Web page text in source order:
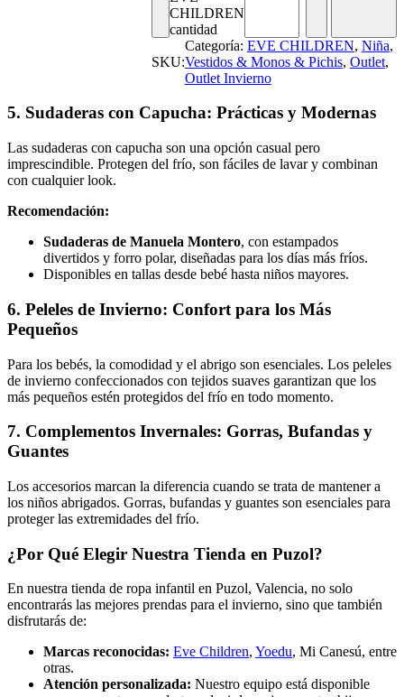
CHILDREN
cantidad
SKU:
Categoría: EVE CHILDREN, Niña,
Vestidos & Monos & Pichis, Outlet,
Outlet Invierno
5. Sudaderas con Capucha: Prácticas y Modernas
Las sudaderas con capucha son una opción casual pero
imprescindible. Protegen del frío, son fáciles de lavar y combinan
con cualquier look.
Recomendación:
Sudaderas de Manuela Montero, con estampados
divertidos y forro polar, diseñadas para los días más fríos.
Disponibles en tallas desde bebé hasta niños mayores.
6. Peleles de Invierno: Confort para los Más
Pequeños
Para los bebés, la comodidad y el abrigo son esenciales. Los peleles
de invierno confeccionados con tejidos suaves garantizan que los
más pequeños estén protegidos del frío en todo momento.
7. Complementos Invernales: Gorras, Bufandas y
Guantes
Los accesorios marcan la diferencia cuando se trata de mantener a
los niños abrigados. Gorras, bufandas y guantes son esenciales para
proteger las extremidades del frío.
¿Por Qué Elegir Nuestra Tienda en Puzol?
En nuestra tienda de ropa infantil en Puzol, Valencia, no solo
encontrarás las mejores prendas para el invierno, sino que también
disfrutarás de:
Marcas reconocidas: Eve Children, Yoedu, Mi Canesú, entre
otras.
Atención personalizada: Nuestro equipo está disponible